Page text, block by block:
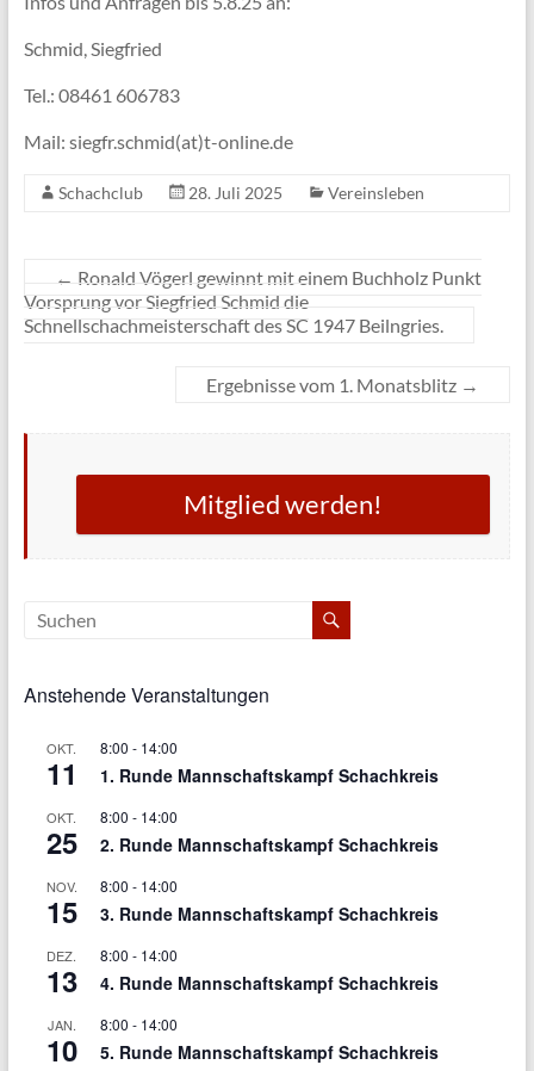
Schmid, Siegfried
Tel.: 08461 606783
Mail: siegfr.schmid(at)t-online.de
Schachclub 28. Juli 2025 Vereinsleben
← Ronald Vögerl gewinnt mit einem Buchholz Punkt
Vorsprung vor Siegfried Schmid die
Schnellschachmeisterschaft des SC 1947 Beilngries.
Ergebnisse vom 1. Monatsblitz →
Mitglied werden!
Anstehende Veranstaltungen
OKT.
11
8:00 - 14:00
1. Runde Mannschaftskampf Schachkreis
OKT.
25
8:00 - 14:00
2. Runde Mannschaftskampf Schachkreis
NOV.
15
8:00 - 14:00
3. Runde Mannschaftskampf Schachkreis
DEZ.
13
8:00 - 14:00
4. Runde Mannschaftskampf Schachkreis
JAN.
10
8:00 - 14:00
5. Runde Mannschaftskampf Schachkreis